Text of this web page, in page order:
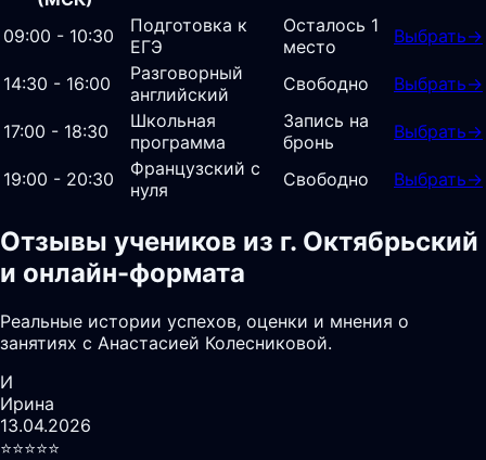
09:00 - 10:30
Подготовка к
ЕГЭ
Осталось 1
место
Выбрать→
14:30 - 16:00
Разговорный
английский
Свободно Выбрать→
17:00 - 18:30
Школьная
программа
Запись на
бронь
Выбрать→
19:00 - 20:30
Французский с
нуля
Свободно Выбрать→
Отзывы учеников из г. Октябрьский
и онлайн-формата
Реальные истории успехов, оценки и мнения о
занятиях с Анастасией Колесниковой.
И
Ирина
13.04.2026
⭐️⭐️⭐️⭐️⭐️